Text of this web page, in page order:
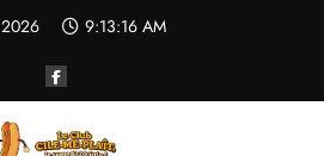
9:13:17 AM